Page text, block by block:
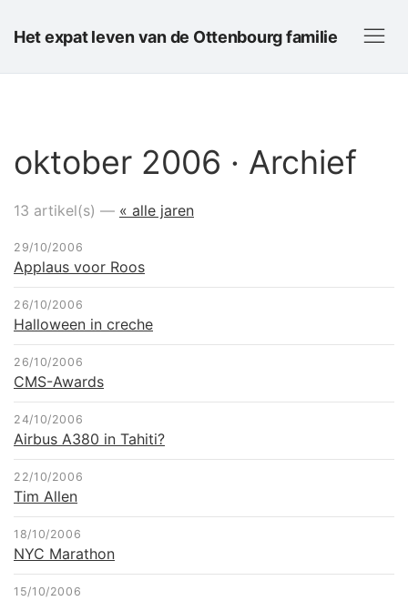
Het expat leven van de Ottenbourg familie
oktober 2006 · Archief
13 artikel(s) — « alle jaren
29/10/2006
Applaus voor Roos
26/10/2006
Halloween in creche
26/10/2006
CMS-Awards
24/10/2006
Airbus A380 in Tahiti?
22/10/2006
Tim Allen
18/10/2006
NYC Marathon
15/10/2006